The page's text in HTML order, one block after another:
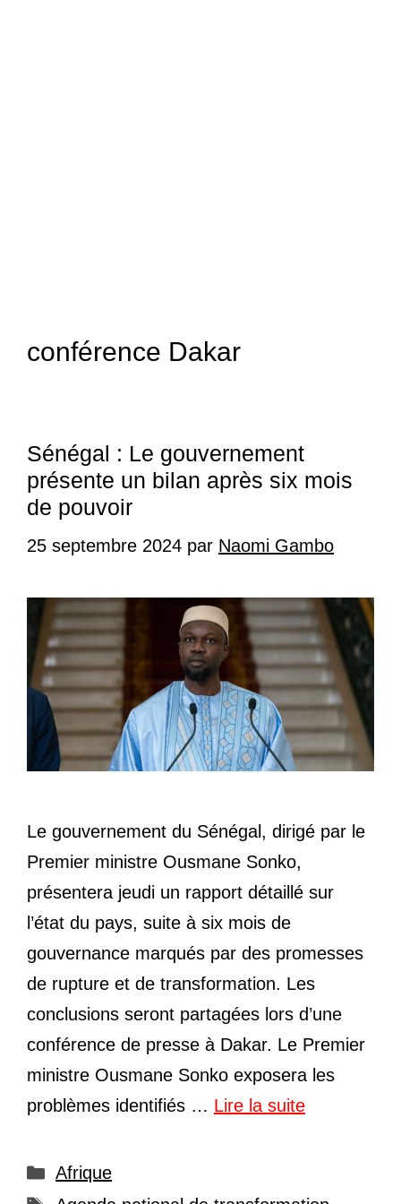
conférence Dakar
Sénégal : Le gouvernement
présente un bilan après six mois
de pouvoir
25 septembre 2024 par Naomi Gambo
Le gouvernement du Sénégal, dirigé par le
Premier ministre Ousmane Sonko,
présentera jeudi un rapport détaillé sur
l’état du pays, suite à six mois de
gouvernance marqués par des promesses
de rupture et de transformation. Les
conclusions seront partagées lors d’une
conférence de presse à Dakar. Le Premier
ministre Ousmane Sonko exposera les
problèmes identifiés … Lire la suite
Catégories
Afrique